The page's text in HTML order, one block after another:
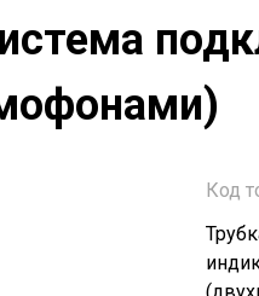
Код